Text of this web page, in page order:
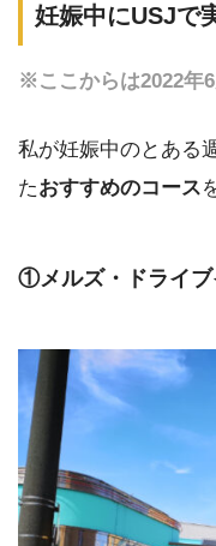
妊娠中にUSJで
※ここからは2022年6
私が妊娠中のとある
たおすすめのコース
①メルズ・ドライブ